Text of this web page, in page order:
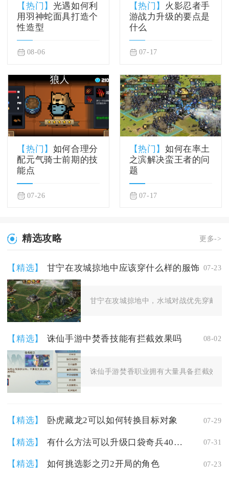
【热门】 光遇如何利
用羽神蛇面具打造个
性造型
08-06
【热门】 火影忍者手
游战力升级的要点是
什么
07-17
【热门】 如何合理分
配元气骑士前期的技
能点
07-26
【热门】如何在率土
之滨解决蛮王者的问
题
07-17
精选攻略 更多->
【精选】 甘宁在攻城掠地中应该穿什么样的服饰 07-23
甘宁在攻城掠地中，水域对战优先穿戴觉
【精选】 诛仙手游中焚香技能有拦截效果吗 08-02
诛仙手游焚香职业拥有大量具备拦截效果
【精选】 卧虎藏龙2可以如何转换目标对象 07-29
【精选】 有什么方法可以升级口袋奇兵40级橙色英雄 07-31
【精选】 如何挑选影之刃2开局的角色 07-23